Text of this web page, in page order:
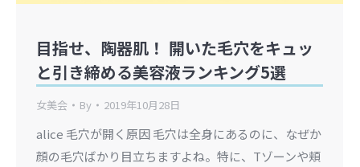
目指せ、陶器肌！ 開いた毛穴をキュッ
と引き締める美容液ランキング5選
女美会 By 2019年10月28日
alice 毛穴が開く原因 毛穴は全身にあるのに、なぜか
顔の毛穴ばかり目立ちますよね。特に、Tゾーンや頬